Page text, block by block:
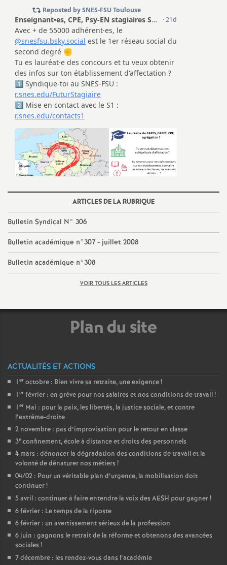
l
d
e
n
s
e
i
g
n
n
t
s
d
e
S
e
ARTICLES DE LA RUBRIQUE
Bulletin Syndical N° 306
Bulletin académique n°307 - juillet 2008
Bulletin académique n°308
VOIR TOUS LES ARTICLES
Plan du site
ACTUALITÉS ET ACTIONS
1 er octobre : Bien vivre sa retraite, une exigence!
1 er février : en grève pour nos salaires et nos conditions de travail!
1 er Mai : pour la paix, les libertés, la justice sociale, et contre
l’extrême-droite
2 novembre : pas d’improvisation pour le retour en classe
3e confinement, école à distance et droits des personnels
4 mars : dénoncer la dégradation des conditions de travail et la
volonté de dénaturer nos métiers !
04/02 : Pour un véritable plan d’urgence, la mobilisation doit
continuer!
5 avril : continuer à faire entendre la voix des AESH pour gagner!
6 février : Le temps de la riposte
6 février : un avertissement sérieux de la profession
6 juin : gagnons le retrait de la réforme et obtenons des avancées
sociales !
7 décembre : les rendez-vous dans l’académie